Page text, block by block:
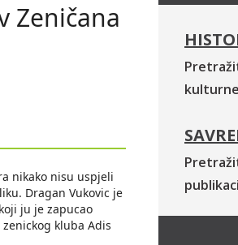
Zeničana
nikako nisu uspjeli
Dragan Vukovic je
ju je zapucao
kluba Adis